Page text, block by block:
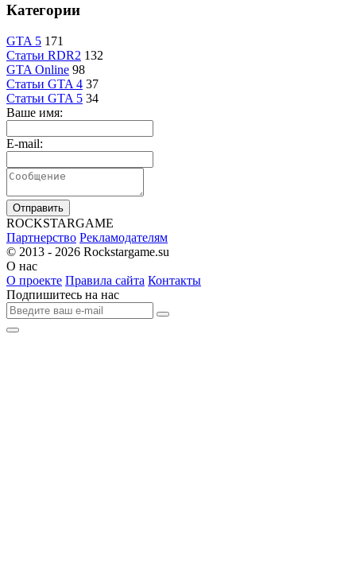
Категории
GTA 5 171
Статьи RDR2 132
GTA Online 98
Статьи GTA 4 37
Статьи GTA 5 34
Ваше имя:
E-mail:
Отправить
ROCKSTARGAME
Партнерство Рекламодателям
© 2013 - 2026 Rockstargame.su
О нас
О проекте Правила сайта Контакты
Подпишитесь на нас